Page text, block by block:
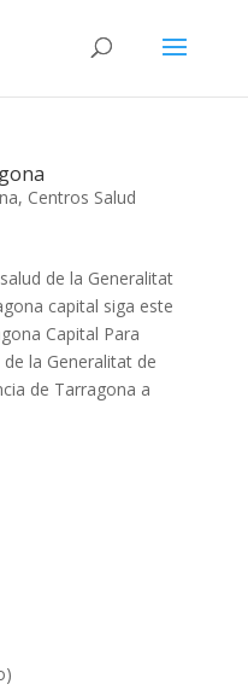
, Centros Salud
de la Generalitat
capital siga este
Capital Para
la Generalitat de
de Tarragona a